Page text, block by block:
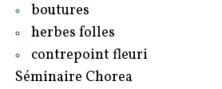
boutures
herbes folles
contrepoint fleuri
Séminaire Chorea